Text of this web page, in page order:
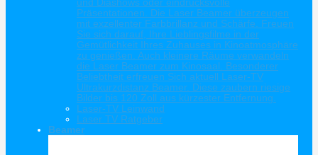
und Diashows oder eindrucksvolle
Präsentationen. Die Laser Beamer überzeugen
mit exzellenter Farbbrillanz und Schärfe. Freuen
Sie sich darauf, Ihre Lieblingsfilme in der
Gemütlichkeit Ihres Zuhauses in Kinoatmosphäre
zu genießen. Auch kleinere Räume verwandeln
die Laser Beamer zum Kinosaal. Besonderer
Beliebtheit erfreuen Sich aktuell Laser-TV
Ultrakurzdistanz Beamer. Diese zaubern riesige
Bilder bis 120 Zoll aus kürzester Entfernung.
Laser-TV Leinwand
Laser TV Ratgeber
Beamer